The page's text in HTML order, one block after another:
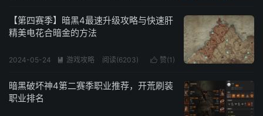
【第四赛季】暗黑4最速升级攻略与快速肝
精美电花合暗金的方法
 赞(1 )
2024-05-24  游戏攻略 阅读(6203)
暗黑破坏神4第二赛季职业推荐，开荒刷装
职业排名